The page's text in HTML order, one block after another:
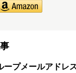
ープメールアドレ